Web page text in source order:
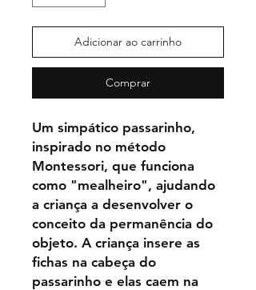
Adicionar ao carrinho
Comprar
Um simpático passarinho,
inspirado no método
Montessori, que funciona
como "mealheiro", ajudando
a criança a desenvolver o
conceito da permanência do
objeto. A criança insere as
fichas na cabeça do
passarinho e elas caem na